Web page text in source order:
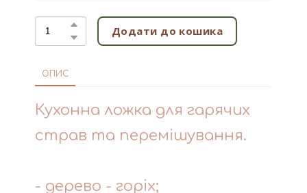
Додати до кошика
ОПИС
Кухонна ложка для гарячих
страв та перемішування.
- дерево - горіх;